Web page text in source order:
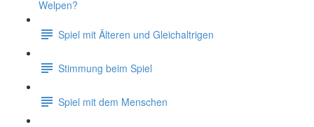
Welpen?
Spiel mit Älteren und Gleichaltrigen
Stimmung beim Spiel
Spiel mit dem Menschen